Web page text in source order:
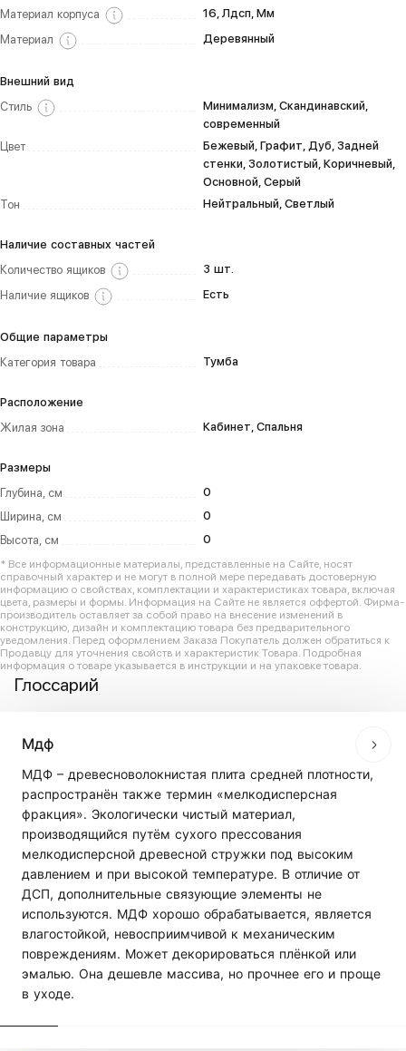
Материал корпуса
16, Лдсп, Мм
Материал
Деревянный
Внешний вид
Стиль
Минимализм, Скандинавский,
современный
Цвет
Бежевый, Графит, Дуб, Задней
стенки, Золотистый, Коричневый,
Основной, Серый
Тон
Нейтральный, Светлый
Наличие составных частей
Количество ящиков
3 шт.
Наличие ящиков
Есть
Общие параметры
Категория товара
Тумба
Расположение
Жилая зона
Кабинет, Спальня
Размеры
Глубина, см
0
Ширина, см
0
Высота, см
0
* Все информационные материалы, представленные на Сайте, носят
справочный характер и не могут в полной мере передавать достоверную
информацию о свойствах, комплектации и характеристиках товара, включая
цвета, размеры и формы. Информация на Сайте не является оффертой. Фирма-
производитель оставляет за собой право на внесение изменений в
конструкцию, дизайн и комплектацию товара без предварительного
уведомления. Перед оформлением Заказа Покупатель должен обратиться к
Продавцу для уточнения свойств и характеристик Товара. Подробная
информация о товаре указывается в инструкции и на упаковке товара.
Глоссарий
Мдф
МДФ – древесноволокнистая плита средней плотности,
распространён также термин «мелкодисперсная
фракция». Экологически чистый материал,
производящийся путём сухого прессования
мелкодисперсной древесной стружки под высоким
давлением и при высокой температуре. В отличие от
ДСП, дополнительные связующие элементы не
используются. МДФ хорошо обрабатывается, является
влагостойкой, невосприимчивой к механическим
повреждениям. Может декорироваться плёнкой или
эмалью. Она дешевле массива, но прочнее его и проще
в уходе.